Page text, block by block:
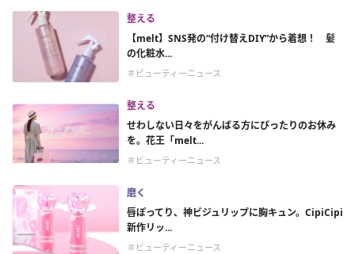
整える
【melt】SNS発の“付け替えDIY”から着想！ 髪
の化粧水...
＃ビューティーニュース
整える
せわしない日々をがんばる方にぴったりのお休み
を。花王「melt...
＃ビューティーニュース
磨く
唇ぽってり、神ビジュリップに胸キュン。CipiCipi
新作リッ...
＃ビューティーニュース